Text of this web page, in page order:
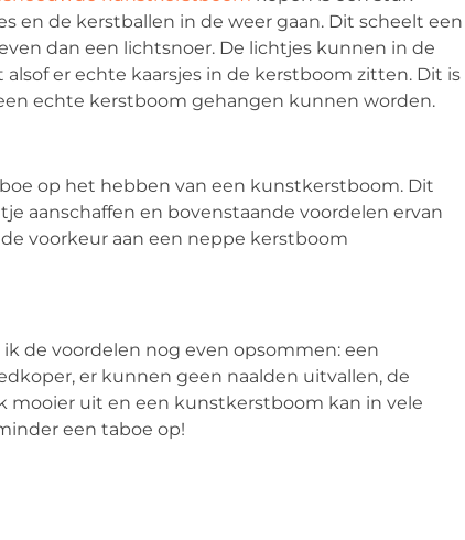
en de kerstballen in de weer gaan. Dit scheelt een
dan een lichtsnoer. De lichtjes kunnen in de
er echte kaarsjes in de kerstboom zitten. Dit is
echte kerstboom gehangen kunnen worden.
op het hebben van een kunstkerstboom. Dit
aanschaffen en bovenstaande voordelen ervan
voorkeur aan een neppe kerstboom
de voordelen nog even opsommen: een
er kunnen geen naalden uitvallen, de
mooier uit en een kunstkerstboom kan in vele
een taboe op!